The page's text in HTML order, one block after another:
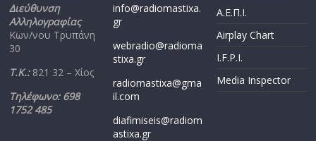
Διεύθυνση
Αλληλογραφίας
Κων/νου Τρυπάνη
30
Τ.Κ.: 821 32 – Χίος
Τηλέφωνο: 698
1752 485
info@radiomastixa.
gr
webradio@radioma
stixa.gr
radiomastixa@gma
il.com
diafimiseis@radiom
astixa.gr
Α.Ε.Π.Ι.
Airplay Chart
I.F.P.I.
Media Inspector